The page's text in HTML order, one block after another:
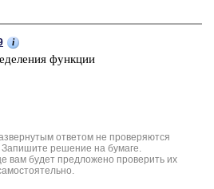
i
функ­ции
ответом не проверяются
Запишите решение на бумаге.
вам будет предложено проверить их